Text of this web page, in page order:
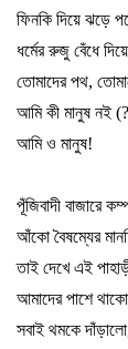
ফিনকি দিয়ে ঝড়ে
ধর্মের রুজু বেঁধে
তোমাদের পথ,
আমি কী মানুষ নই (
আমি ও মানুষ!
পূঁজিবাদী বাজারে
আঁকো বৈষম্যের
তাই দেখে এই
আমাদের পাশে থাকো
সবাই থমকে দাঁড়ালো